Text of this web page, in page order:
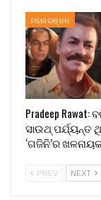
ମନୋରଞ୍ଜନ
Pradeep
ସାଉଥ୍ ପର୍ଯ୍ୟନ୍ତ
‘ଗଜିନି’ର
PREV NEXT